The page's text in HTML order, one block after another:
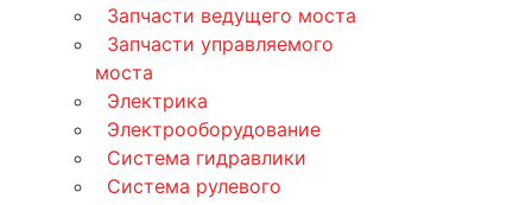
Запчасти ведущего моста
Запчасти управляемого
моста
Электрика
Электрооборудование
Система гидравлики
Система рулевого